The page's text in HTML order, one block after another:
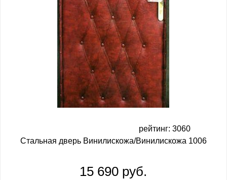
рейтинг: 3060
Стальная дверь Винилискожа/Винилискожа 1006
15 690 руб.